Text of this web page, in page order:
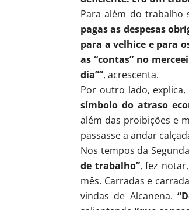
Para além do trabalho
pagas as despesas
para a velhice e para
as “contas” no
dia””, acrescenta.
Por outro lado, explica,
símbolo do atraso
além das proibições e
passasse a andar
Nos tempos da
de trabalho”, fez
mês. Carradas e
vindas de Alcanena.